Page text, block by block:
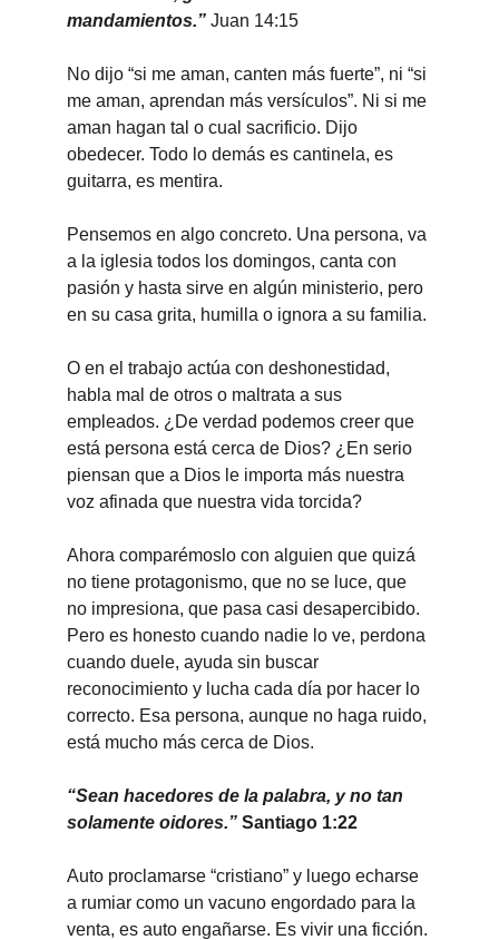
mandamientos.” Juan 14:15
No dijo “si me aman, canten más fuerte”, ni “si
me aman, aprendan más versículos”. Ni si me
aman hagan tal o cual sacrificio. Dijo
obedecer. Todo lo demás es cantinela, es
guitarra, es mentira.
Pensemos en algo concreto. Una persona, va
a la iglesia todos los domingos, canta con
pasión y hasta sirve en algún ministerio, pero
en su casa grita, humilla o ignora a su familia.
O en el trabajo actúa con deshonestidad,
habla mal de otros o maltrata a sus
empleados. ¿De verdad podemos creer que
está persona está cerca de Dios? ¿En serio
piensan que a Dios le importa más nuestra
voz afinada que nuestra vida torcida?
Ahora comparémoslo con alguien que quizá
no tiene protagonismo, que no se luce, que
no impresiona, que pasa casi desapercibido.
Pero es honesto cuando nadie lo ve, perdona
cuando duele, ayuda sin buscar
reconocimiento y lucha cada día por hacer lo
correcto. Esa persona, aunque no haga ruido,
está mucho más cerca de Dios.
“Sean hacedores de la palabra, y no tan
solamente oidores.” Santiago 1:22
Auto proclamarse “cristiano” y luego echarse
a rumiar como un vacuno engordado para la
venta, es auto engañarse. Es vivir una ficción.